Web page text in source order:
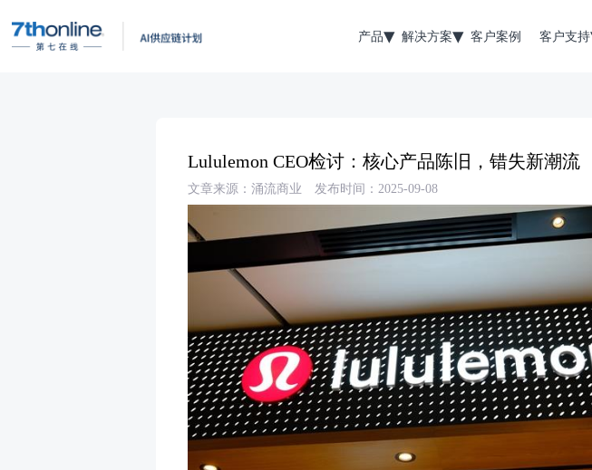
产品 解决方案 客户案例 客户支持
Lululemon CEO检讨：核心产品陈旧，错失新潮流
文章来源：涌流商业 发布时间：2025-09-08